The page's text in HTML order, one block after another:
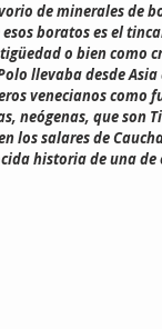
de minerales de
boratos es el
o bien como
llevaba desde
venecianos como
neógenas, que son
los salares de
historia de una